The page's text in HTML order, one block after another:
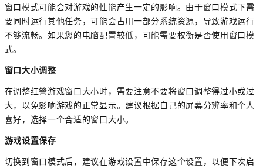
窗口模式可能会对游戏的性能产生一定的影响。由于窗口模式下需
要同时运行其他任务，可能会占用一部分系统资源，导致游戏运行
不够流畅。如果您的电脑配置较低，可能需要权衡是否使用窗口模
式。
窗口大小调整
在调整红警游戏窗口大小时，需要注意不要将窗口调整得过小或过
大，以免影响游戏的正常显示。建议根据自己的屏幕分辨率和个人
喜好，选择一个合适的窗口大小。
游戏设置保存
切换到窗口模式后，建议在游戏设置中保存这个设置，以便下次启